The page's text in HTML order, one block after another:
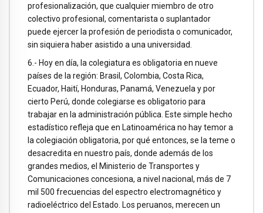
profesionalización, que cualquier miembro de otro
colectivo profesional, comentarista o suplantador
puede ejercer la profesión de periodista o comunicador,
sin siquiera haber asistido a una universidad.
6.- Hoy en día, la colegiatura es obligatoria en nueve
países de la región: Brasil, Colombia, Costa Rica,
Ecuador, Haití, Honduras, Panamá, Venezuela y por
cierto Perú, donde colegiarse es obligatorio para
trabajar en la administración pública. Este simple hecho
estadístico refleja que en Latinoamérica no hay temor a
la colegiación obligatoria, por qué entonces, se la teme o
desacredita en nuestro país, donde además de los
grandes medios, el Ministerio de Transportes y
Comunicaciones concesiona, a nivel nacional, más de 7
mil 500 frecuencias del espectro electromagnético y
radioeléctrico del Estado. Los peruanos, merecen un